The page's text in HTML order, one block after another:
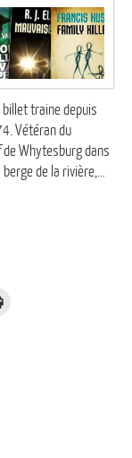
billet traine depuis
Vétéran du
de Whytesburg dans
de la rivière,…